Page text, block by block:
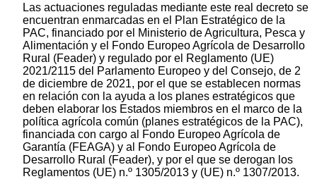
Las actuaciones reguladas mediante este real decreto se
encuentran enmarcadas en el Plan Estratégico de la
PAC, financiado por el Ministerio de Agricultura, Pesca y
Alimentación y el Fondo Europeo Agrícola de Desarrollo
Rural (Feader) y regulado por el Reglamento (UE)
2021/2115 del Parlamento Europeo y del Consejo, de 2
de diciembre de 2021, por el que se establecen normas
en relación con la ayuda a los planes estratégicos que
deben elaborar los Estados miembros en el marco de la
política agrícola común (planes estratégicos de la PAC),
financiada con cargo al Fondo Europeo Agrícola de
Garantía (FEAGA) y al Fondo Europeo Agrícola de
Desarrollo Rural (Feader), y por el que se derogan los
Reglamentos (UE) n.º 1305/2013 y (UE) n.º 1307/2013.